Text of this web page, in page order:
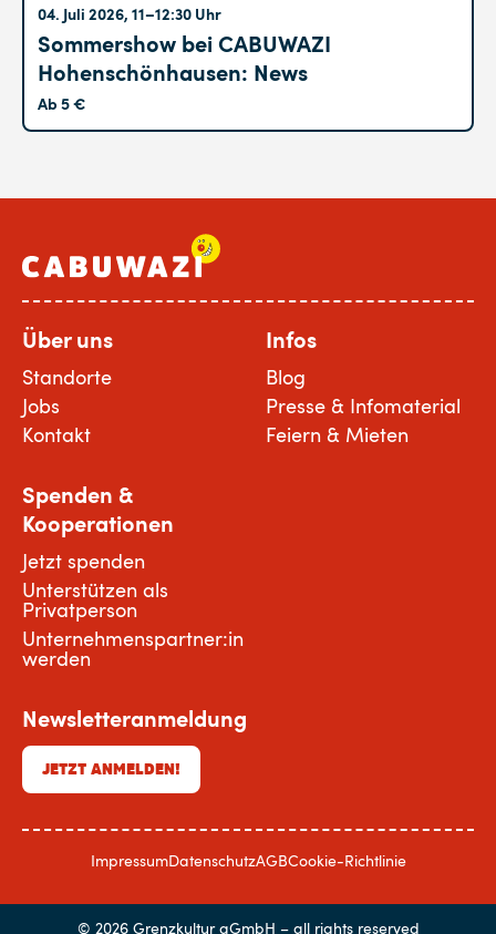
04. Juli 2026, 11–12:30 Uhr
Sommershow bei CABUWAZI
Hohenschönhausen: News
Ab 5 €
Über uns
Standorte
Jobs
Kontakt
Infos
Blog
Presse & Infomaterial
Feiern & Mieten
Spenden &
Kooperationen
Jetzt spenden
Unterstützen als
Privatperson
Unternehmenspartner:in
werden
Newsletteranmeldung
JETZT ANMELDEN!
ImpressumDatenschutzAGBCookie-Richtlinie
© 2026 Grenzkultur gGmbH – all rights reserved